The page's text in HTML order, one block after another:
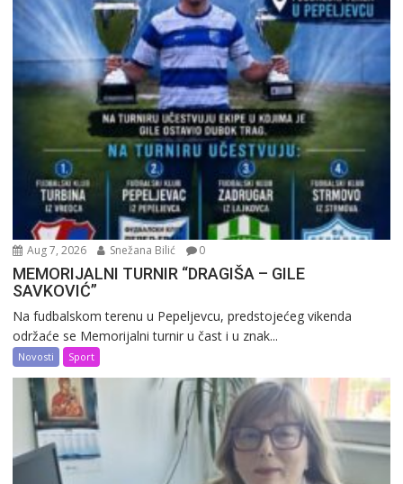
Aug 7, 2026 Snežana Bilić 0
MEMORIJALNI TURNIR “DRAGIŠA – GILE
SAVKOVIĆ”
Na fudbalskom terenu u Pepeljevcu, predstojećeg vikenda
održaće se Memorijalni turnir u čast i u znak...
Novosti Sport